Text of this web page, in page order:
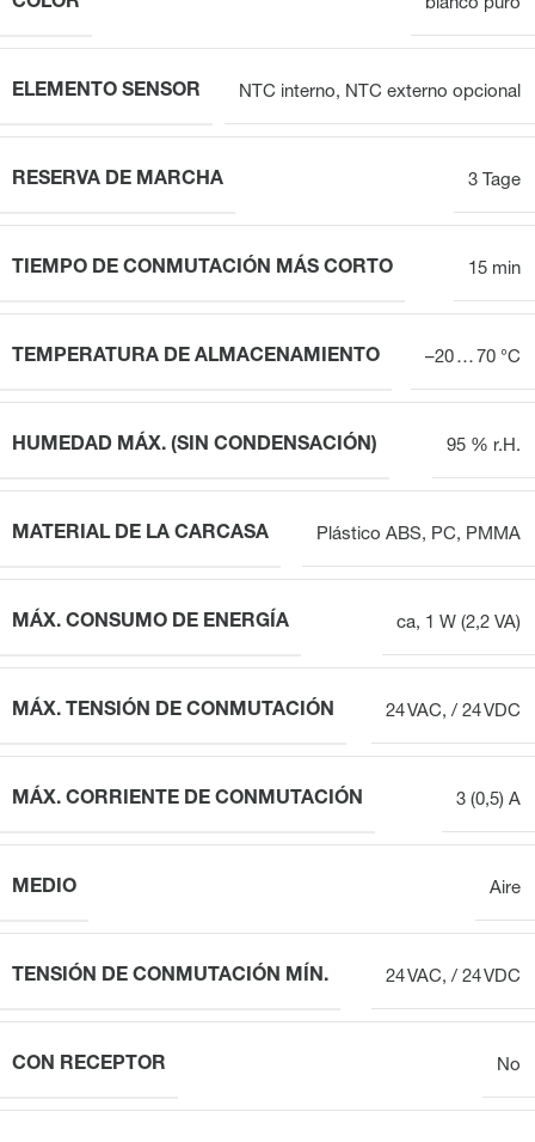
blanco puro
ELEMENTO SENSOR NTC interno, NTC externo opcional
RESERVA DE MARCHA 3 Tage
TIEMPO DE CONMUTACIÓN MÁS CORTO 15 min
TEMPERATURA DE ALMACENAMIENTO –20 … 70 °C
HUMEDAD MÁX. (SIN CONDENSACIÓN) 95 % r.H.
MATERIAL DE LA CARCASA Plástico ABS, PC, PMMA
MÁX. CONSUMO DE ENERGÍA ca, 1 W (2,2 VA)
MÁX. TENSIÓN DE CONMUTACIÓN 24 VAC, / 24 VDC
MÁX. CORRIENTE DE CONMUTACIÓN 3 (0,5) A
MEDIO Aire
TENSIÓN DE CONMUTACIÓN MÍN. 24 VAC, / 24 VDC
CON RECEPTOR No